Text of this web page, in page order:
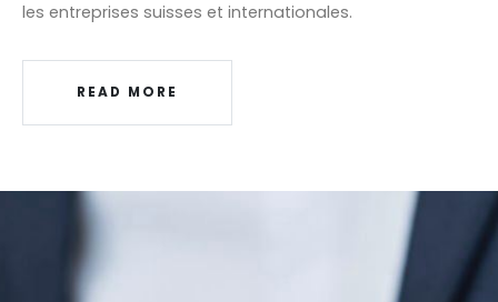
les entreprises suisses et internationales.
READ MORE